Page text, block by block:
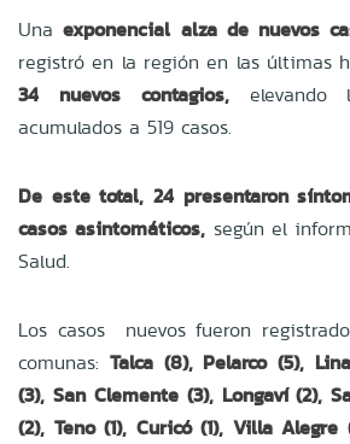
Unaexponencial alza de nuevos
registró en la región en las últimas
34 nuevos contagios,elevando
acumulados a 519 casos.
De este total, 24 presentaron
casos asintomáticos, según el
Salud.
Los casos nuevos fueron
comunas: Talca (8), Pelarco (5),
(3), San Clemente (3), Longaví (2),
(2), Teno (1), Curicó (1), Villa Alegre